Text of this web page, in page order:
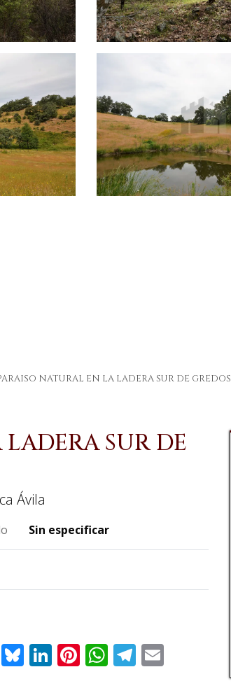
NATURAL EN LA LADERA SUR DE GREDOS
SUR DE
Ávila
Sin especificar
MastodonBlueskyLinkedInPinterestWhatsApp
Telegram